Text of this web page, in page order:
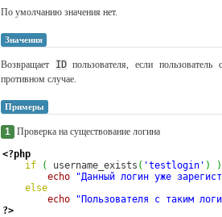
По умолчанию значения нет.
Значения
Возвращает IDпользователя, если
противном случае.
Примеры
1 Проверка на существование логина
<?php
if
( username_exists ( 'testlogin' )
)
echo
"Данный логин уже
else
echo
"Пользователя с таким
?>